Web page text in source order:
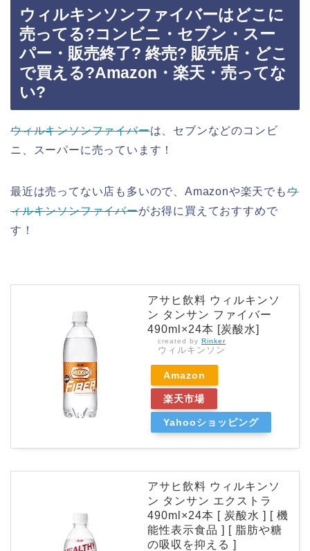
ウィルキンソンファイバーはどこに
売ってる?コンビニ・セブン・スー
パー・販売終了? 終売? 販売店・どこ
で買える?Amazon・楽天・売ってな
い?
ウィルキンソンファイバーは、セブンなどのコンビ
ニ、スーパーに売っています！
最近は売ってない店も多いので、Amazonや楽天でもウ
ィルキンソンファイバーがお得に買えておすすめで
す！
アサヒ飲料 ウィルキンソ
ン タンサン ファイバー
490ml×24本 [炭酸水]
created by Rinker
ウィルキンソン
Amazon
楽天市場
Yahooショッピング
アサヒ飲料 ウィルキンソ
ン タンサン エクストラ
490ml×24本 [ 炭酸水 ] [ 機
能性表示食品 ] [ 脂肪や糖
の吸収を抑える ]